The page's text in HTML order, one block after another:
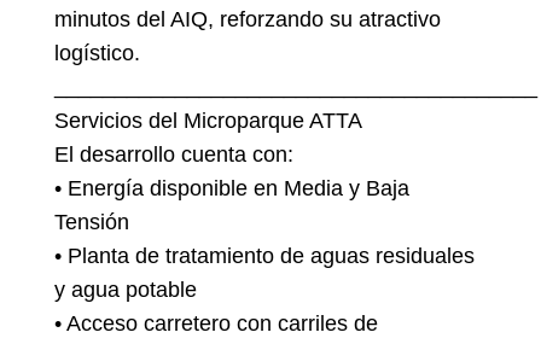
minutos del AIQ, reforzando su atractivo
logístico.
Servicios del Microparque ATTA
El desarrollo cuenta con:
• Energía disponible en Media y Baja
Tensión
• Planta de tratamiento de aguas residuales
y agua potable
• Acceso carretero con carriles de